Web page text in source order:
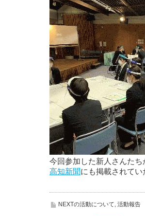
今回参加した新人さんたち
高知新聞にも掲載されてい
NEXTの活動について, 活動報告